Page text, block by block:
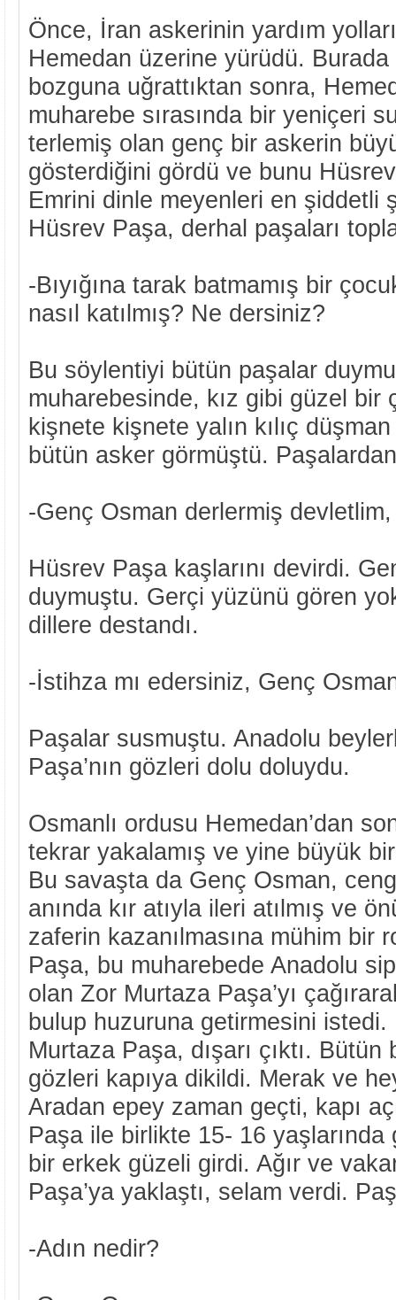
Önce, İran askerinin yardım
Hemedan üzerine yürüdü.
bozguna uğrattıktan sonra,
muharebe sırasında bir yeniçeri
terlemiş olan genç bir askerin
gösterdiğini gördü ve bunu
Emrini dinle meyenleri en şiddetli
Hüsrev Paşa, derhal paşaları
-Bıyığına tarak batmamış bir
nasıl katılmış? Ne dersiniz?
Bu söylentiyi bütün paşalar
muharebesinde, kız gibi güzel bir
kişnete kişnete yalın kılıç düşman
bütün asker görmüştü.
-Genç Osman derlermiş
Hüsrev Paşa kaşlarını devirdi.
duymuştu. Gerçi yüzünü gören
dillere destandı.
-İstihza mı edersiniz, Genç
Paşalar susmuştu. Anadolu
Paşa’nın gözleri dolu doluydu.
Osmanlı ordusu Hemedan’dan
tekrar yakalamış ve yine büyük
Bu savaşta da Genç Osman,
anında kır atıyla ileri atılmış ve
zaferin kazanılmasına mühim bir
Paşa, bu muharebede Anadolu
olan Zor Murtaza Paşa’yı
bulup huzuruna getirmesini
Murtaza Paşa, dışarı çıktı.
gözleri kapıya dikildi. Merak ve
Aradan epey zaman geçti, kapı
Paşa ile birlikte 15- 16 yaşlarında
bir erkek güzeli girdi. Ağır ve
Paşa’ya yaklaştı, selam verdi.
-Adın nedir?